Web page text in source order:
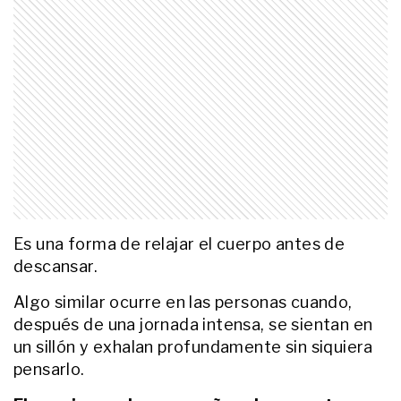
Es una forma de relajar el cuerpo antes de
descansar.
Algo similar ocurre en las personas cuando,
después de una jornada intensa, se sientan en
un sillón y exhalan profundamente sin siquiera
pensarlo.
LIFESTYLE
Por qué tu perro te sigue al baño:
lo que significa este hábito tan
común
LIFESTYLE
Qué significa cuando tu gato
duerme con una pata estirada
hacia vos
LIFESTYLE
necesidades y qué significa ese
comportamiento
LIFESTYLE
Por qué tu gato aparece justo
este comportamiento tan común